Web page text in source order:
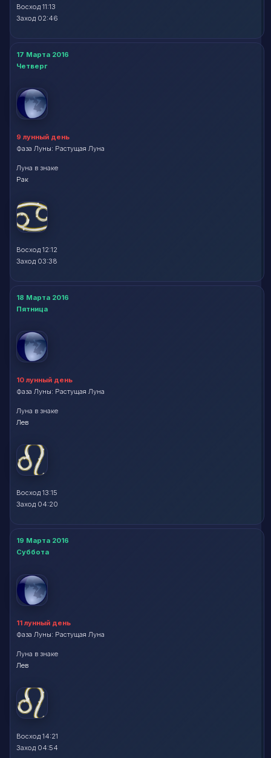
Восход 11:13
Заход 02:46
17 Марта 2016
Четверг
9 лунный день
Фаза Луны: Растущая Луна
Луна в знаке
Рак
Восход 12:12
Заход 03:38
18 Марта 2016
Пятница
10 лунный день
Фаза Луны: Растущая Луна
Луна в знаке
Лев
Восход 13:15
Заход 04:20
19 Марта 2016
Суббота
11 лунный день
Фаза Луны: Растущая Луна
Луна в знаке
Лев
Восход 14:21
Заход 04:54